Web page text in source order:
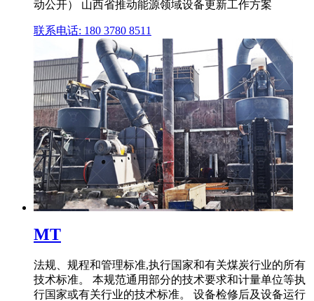
动公开） 山西省推动能源领域设备更新工作方案
联系电话: 180 3780 8511
MT
法规、规程和管理标准,执行国家和有关煤炭行业的所有
技术标准。 本规范通用部分的技术要求和计量单位等执
行国家或有关行业的技术标准。 设备检修后及设备运行